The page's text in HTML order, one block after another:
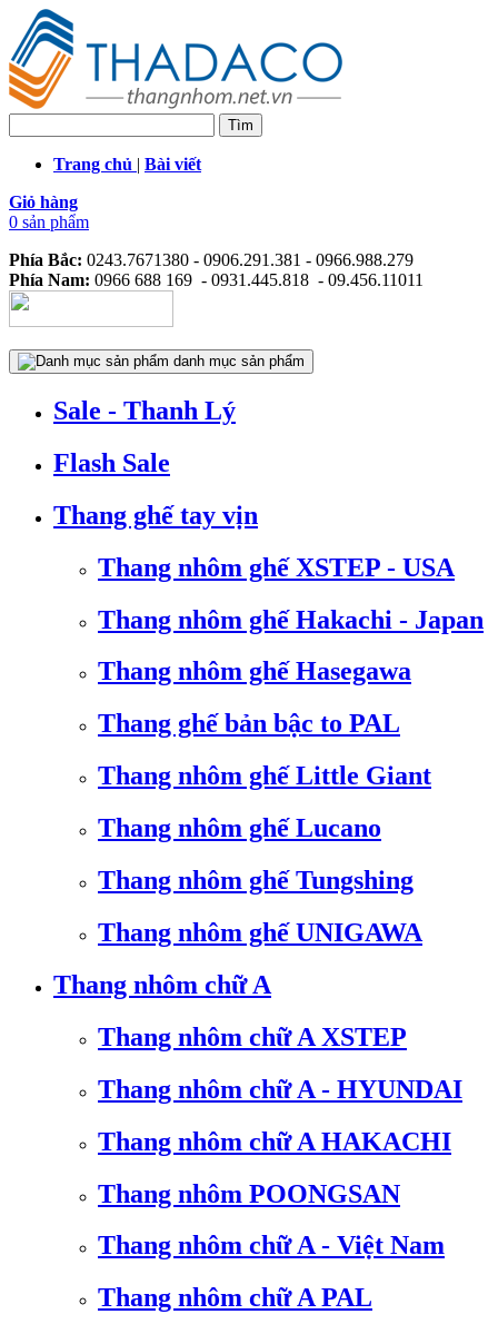
Trang chủ | Bài viết
Giỏ hàng
0 sản phẩm
Phía Bắc: 0243.7671380 - 0906.291.381 - 0966.988.279
Phía Nam: 0966 688 169 - 0931.445.818 - 09.456.11011
danh mục sản phẩm
Sale - Thanh Lý
Flash Sale
Thang ghế tay vịn
Thang nhôm ghế XSTEP - USA
Thang nhôm ghế Hakachi - Japan
Thang nhôm ghế Hasegawa
Thang ghế bản bậc to PAL
Thang nhôm ghế Little Giant
Thang nhôm ghế Lucano
Thang nhôm ghế Tungshing
Thang nhôm ghế UNIGAWA
Thang nhôm chữ A
Thang nhôm chữ A XSTEP
Thang nhôm chữ A - HYUNDAI
Thang nhôm chữ A HAKACHI
Thang nhôm POONGSAN
Thang nhôm chữ A - Việt Nam
Thang nhôm chữ A PAL